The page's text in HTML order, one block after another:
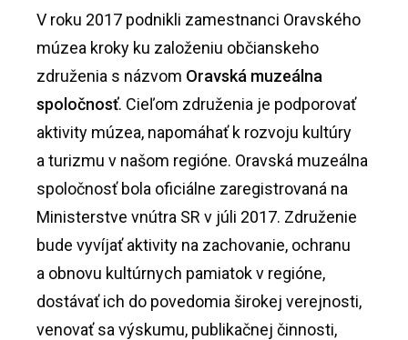
V roku 2017 podnikli zamestnanci Oravského
múzea kroky ku založeniu občianskeho
združenia s názvom Oravská muzeálna
spoločnosť. Cieľom združenia je podporovať
aktivity múzea, napomáhať k rozvoju kultúry
a turizmu v našom regióne. Oravská muzeálna
spoločnosť bola oficiálne zaregistrovaná na
Ministerstve vnútra SR v júli 2017. Združenie
bude vyvíjať aktivity na zachovanie, ochranu
a obnovu kultúrnych pamiatok v regióne,
dostávať ich do povedomia širokej verejnosti,
venovať sa výskumu, publikačnej činnosti,